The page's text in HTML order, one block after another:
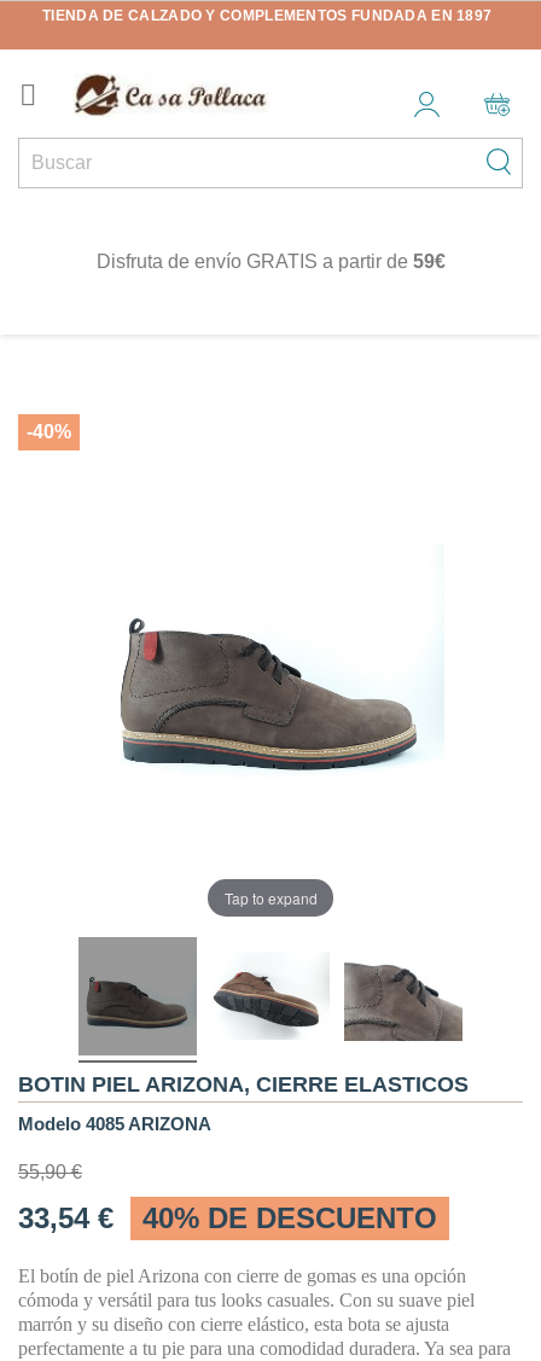
TIENDA DE CALZADO Y COMPLEMENTOS FUNDADA EN 1897

Disfruta de envío GRATIS a partir de 59€
-40%
Tap to expand
BOTIN PIEL ARIZONA, CIERRE ELASTICOS
Modelo 4085 ARIZONA
55,90 €
33,54 € 40% DE DESCUENTO
El botín de piel Arizona con cierre de gomas es una opción
cómoda y versátil para tus looks casuales. Con su suave piel
marrón y su diseño con cierre elástico, esta bota se ajusta
perfectamente a tu pie para una comodidad duradera. Ya sea para